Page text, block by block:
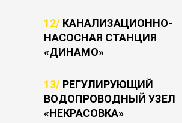
12/ КАНАЛИЗАЦИОННО-
НАСОСНАЯ СТАНЦИЯ
«ДИНАМО»
13/ РЕГУЛИРУЮЩИЙ
ВОДОПРОВОДНЫЙ УЗЕЛ
«НЕКРАСОВКА»